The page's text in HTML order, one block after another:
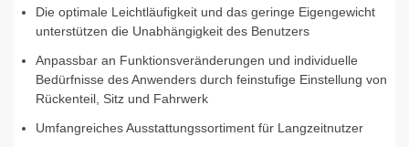
Die optimale Leichtläufigkeit und das geringe Eigengewicht
unterstützen die Unabhängigkeit des Benutzers
Anpassbar an Funktionsveränderungen und individuelle
Bedürfnisse des Anwenders durch feinstufige Einstellung von
Rückenteil, Sitz und Fahrwerk
Umfangreiches Ausstattungssortiment für Langzeitnutzer